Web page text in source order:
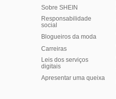
Sobre SHEIN
Responsabilidade
social
Blogueiros da moda
Carreiras
Leis dos serviços
digitais
Apresentar uma queixa